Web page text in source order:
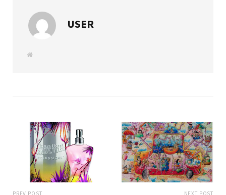
USER
W
PREV POST NEXT POST